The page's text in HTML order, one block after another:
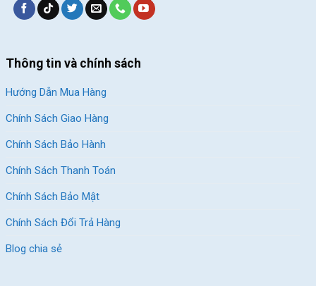
Thông tin và chính sách
Hướng Dẫn Mua Hàng
Chính Sách Giao Hàng
Chính Sách Bảo Hành
Chính Sách Thanh Toán
Chính Sách Bảo Mật
Chính Sách Đổi Trả Hàng
Blog chia sẻ